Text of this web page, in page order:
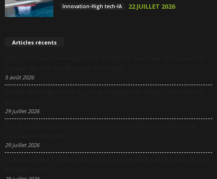
Innovation-High tech-IA 22 JUILLET 2026
Articles récents
5 août 2026
29 juillet 2026
29 juillet 2026